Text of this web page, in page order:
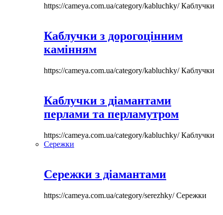
https://cameya.com.ua/category/kabluchky/Каблучки
Каблучки з дорогоцінним
камінням
https://cameya.com.ua/category/kabluchky/Каблучки
Каблучки з діамантами
перлами та перламутром
https://cameya.com.ua/category/kabluchky/Каблучки
Сережки
Сережки з діамантами
https://cameya.com.ua/category/serezhky/Сережки